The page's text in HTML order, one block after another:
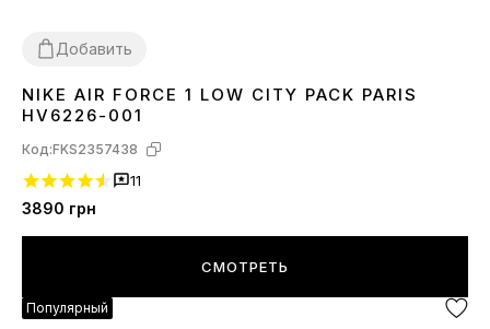
Добавить
4041 4243 4445
NIKE AIR FORCE 1 LOW CITY PACK PARIS
HV6226-001
Код:FKS2357438
11
3890 грн
СМОТРЕТЬ
Популярный